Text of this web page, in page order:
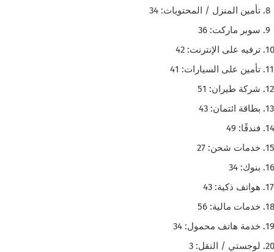
تأمين المنزل / المحتويات: 34
سوبر ماركت: 36
ترفيه على الإنترنت: 42
تأمين على السيارات: 41
شركة طيران: 51
بطاقة ائتمان: 43
فندقًا: 49
خدمات شحن: 27
بنوك: 34
هواتف ذكية: 43
خدمات مالية: 56
خدمة هاتف محمول: 34
لوجستي / النقل: 3